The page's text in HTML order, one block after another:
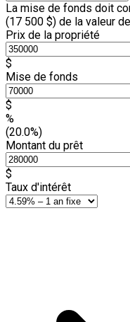
La mise de fonds doit
(17 500 $) de la valeur
Prix de la propriété
$
Mise de fonds
$
%
(20.0%)
Montant du prêt
$
Taux d'intérêt